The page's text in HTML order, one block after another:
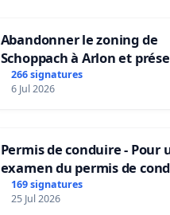
Abandonner le zoning de
Schoppach à Arlon et
site naturel
266 signatures
6 Jul 2026
Permis de conduire - Pour
examen du permis de
accessible dans plusieurs
à Bruxelles
169 signatures
25 Jul 2026